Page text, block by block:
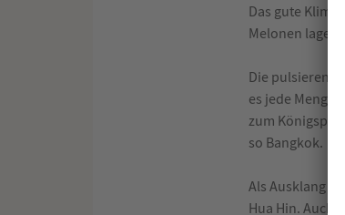
Das gute
Melonen lagen
Die
es jede Menge
zum
so Bangkok.
Als Ausklang
Hua Hin. Auch